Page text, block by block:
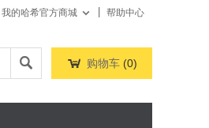
我的哈希官方商城  帮助中心
 购物车 (0)
